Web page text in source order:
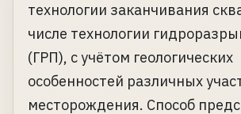
технологии заканчивания
числе технологии
(ГРП), с учётом геологических
особенностей различных
месторождения. Способ